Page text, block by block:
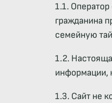
1.1.
гражданина
семейную
1.2.
информации,
1.3. Сайт не